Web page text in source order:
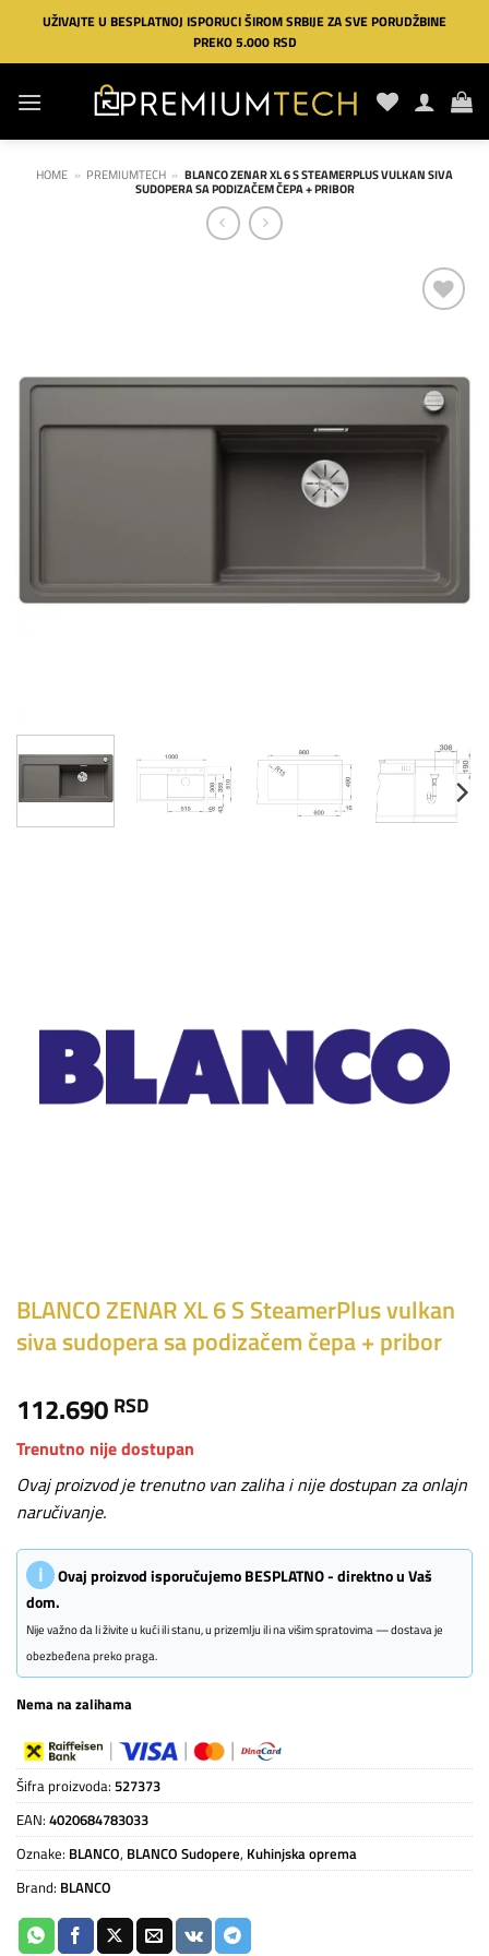
Preskoči
sadržaj
UŽIVAJTE U BESPLATNOJ ISPORUCI ŠIROM SRBIJE ZA SVE PORUDŽBINE
PREKO 5.000 RSD
HOME » PREMIUMTECH » BLANCO ZENAR XL 6 S STEAMERPLUS VULKAN SIVA
SUDOPERA SA PODIZAČEM ČEPA + PRIBOR
želja
BLANCO ZENAR XL 6 S SteamerPlus vulkan
siva sudopera sa podizačem čepa + pribor
112.690 RSD
Trenutno nije dostupan
Ovaj proizvod je trenutno van zaliha i nije dostupan za onlajn
naručivanje.
ℹ
Ovaj proizvod isporučujemo BESPLATNO - direktno u Vaš
dom.
Nije važno da li živite u kući ili stanu, u prizemlju ili na višim spratovima — dostava je
obezbeđena preko praga.
Nema na zalihama
Šifra proizvoda: 527373
EAN: 4020684783033
Oznake: BLANCO, BLANCO Sudopere, Kuhinjska oprema
Brand: BLANCO